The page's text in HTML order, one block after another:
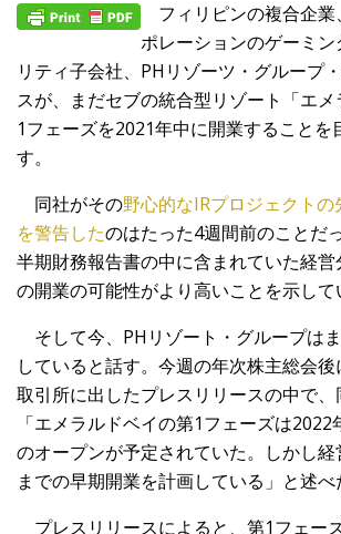
フィリピンの複合企業
ポレーションのゲーミ
リティ子会社、PHリゾーツ・グループ
スが、まだセブの統合型リゾート「エ
1フェーズを2021年中に開業することを
す。
同社がその野心的なIRプロジェクト
を警告したのはたった4週間前のことだ
半期財務報告書の中に含まれていた経
の開業の可能性がより高いことを示して
そして今、PHリゾート・グループは
していると話す。今週の年次株主総会
取引所に出したプレスリリースの中で、
「エメラルドベイの第1フェーズは
のオープンが予定されていた。しかし
までの早期開業を計画している」と述べ
プレスリリースによると、第1フェー